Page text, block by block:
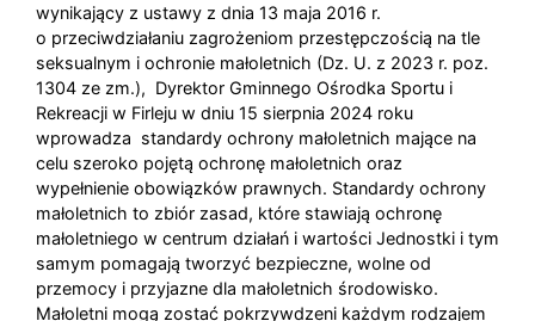
wynikający z ustawy z dnia 13 maja 2016 r.
o przeciwdziałaniu zagrożeniom przestępczością na tle
seksualnym i ochronie małoletnich (Dz. U. z 2023 r. poz.
1304 ze zm.), Dyrektor Gminnego Ośrodka Sportu i
Rekreacji w Firleju w dniu 15 sierpnia 2024 roku
wprowadza standardy ochrony małoletnich mające na
celu szeroko pojętą ochronę małoletnich oraz
wypełnienie obowiązków prawnych. Standardy ochrony
małoletnich to zbiór zasad, które stawiają ochronę
małoletniego w centrum działań i wartości Jednostki i tym
samym pomagają tworzyć bezpieczne, wolne od
przemocy i przyjazne dla małoletnich środowisko.
Małoletni mogą zostać pokrzywdzeni każdym rodzajem